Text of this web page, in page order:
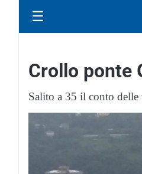
☰
Crollo ponte
Salito a 35 il conto delle